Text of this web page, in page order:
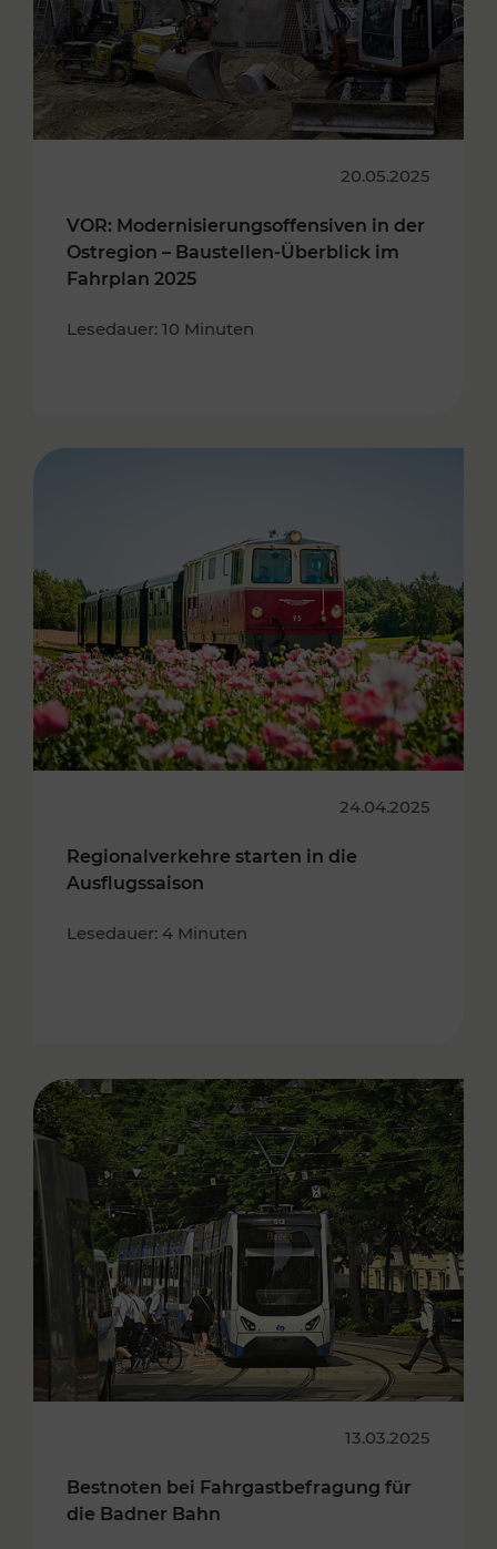
20.05.2025
VOR: Modernisierungsoffensiven in der
Ostregion – Baustellen-Überblick im
Fahrplan 2025
Lesedauer: 10 Minuten
24.04.2025
Regionalverkehre starten in die
Ausflugssaison
Lesedauer: 4 Minuten
13.03.2025
Bestnoten bei Fahrgastbefragung für
die Badner Bahn